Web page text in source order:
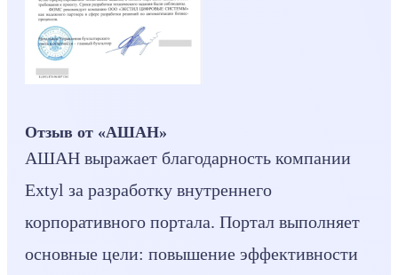
Отзыв от «АШАН»
АШАН выражает благодарность компании
Extyl за разработку внутреннего
корпоративного портала. Портал выполняет
основные цели: повышение эффективности